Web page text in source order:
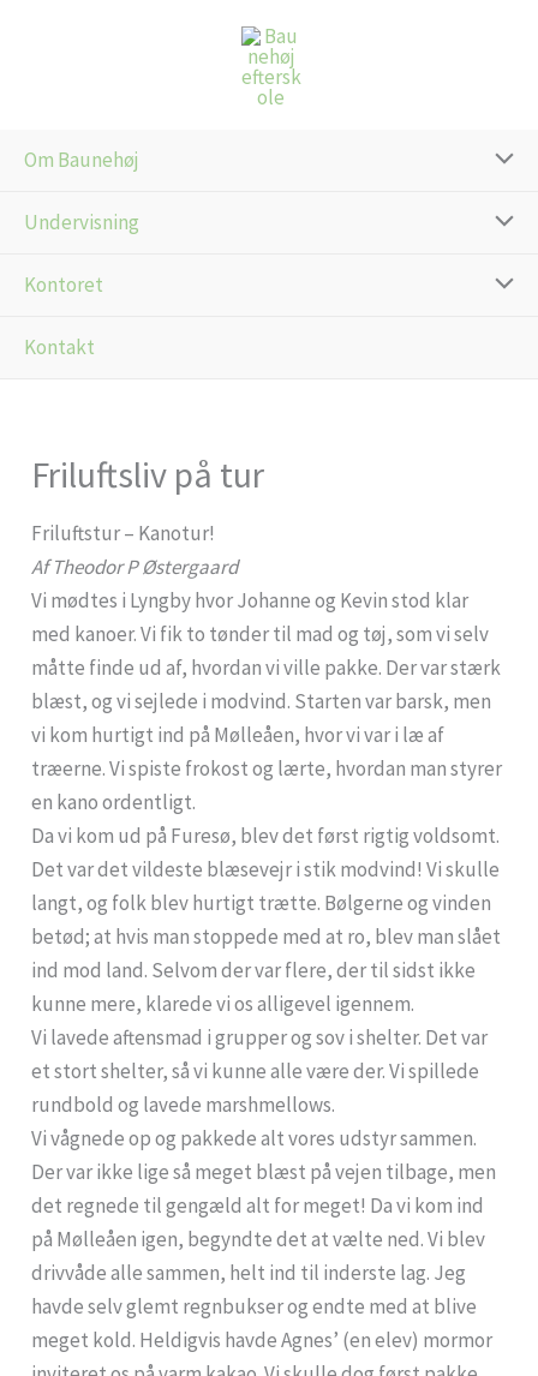
Om Baunehøj
Undervisning
Kontoret
Kontakt
Friluftsliv på tur
Friluftstur – Kanotur!
Af Theodor P Østergaard
Vi mødtes i Lyngby hvor Johanne og Kevin stod klar
med kanoer. Vi fik to tønder til mad og tøj, som vi selv
måtte finde ud af, hvordan vi ville pakke. Der var stærk
blæst, og vi sejlede i modvind. Starten var barsk, men
vi kom hurtigt ind på Mølleåen, hvor vi var i læ af
træerne. Vi spiste frokost og lærte, hvordan man styrer
en kano ordentligt.
Da vi kom ud på Furesø, blev det først rigtig voldsomt.
Det var det vildeste blæsevejr i stik modvind! Vi skulle
langt, og folk blev hurtigt trætte. Bølgerne og vinden
betød; at hvis man stoppede med at ro, blev man slået
ind mod land. Selvom der var flere, der til sidst ikke
kunne mere, klarede vi os alligevel igennem.
Vi lavede aftensmad i grupper og sov i shelter. Det var
et stort shelter, så vi kunne alle være der. Vi spillede
rundbold og lavede marshmellows.
Vi vågnede op og pakkede alt vores udstyr sammen.
Der var ikke lige så meget blæst på vejen tilbage, men
det regnede til gengæld alt for meget! Da vi kom ind
på Mølleåen igen, begyndte det at vælte ned. Vi blev
drivvåde alle sammen, helt ind til inderste lag. Jeg
havde selv glemt regnbukser og endte med at blive
meget kold. Heldigvis havde Agnes’ (en elev) mormor